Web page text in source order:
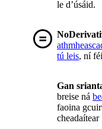
le d’úsáid.
tú leis, ní
Gan
breise ná
faoina
cheadaítear